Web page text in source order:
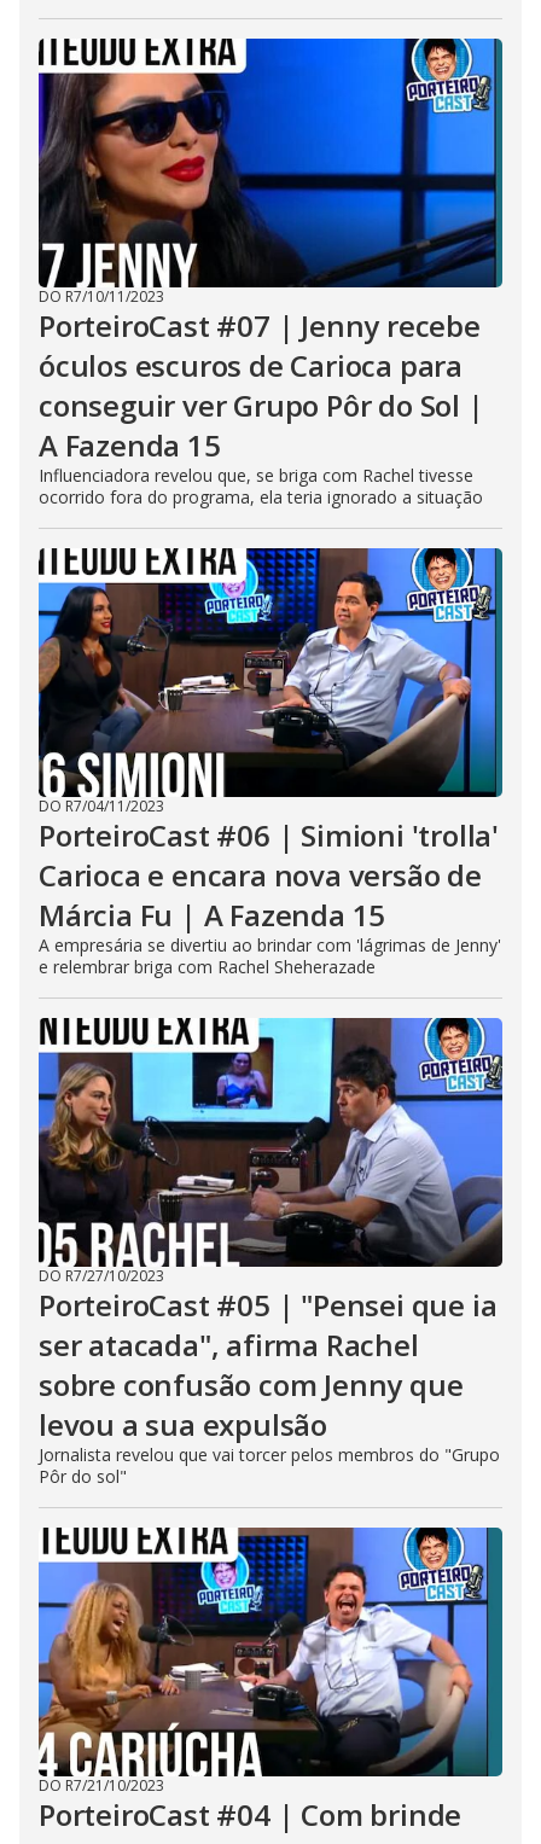
DO R7/10/11/2023
PorteiroCast #07 | Jenny recebe
óculos escuros de Carioca para
conseguir ver Grupo Pôr do Sol |
A Fazenda 15
Influenciadora revelou que, se briga com Rachel tivesse
ocorrido fora do programa, ela teria ignorado a situação
DO R7/04/11/2023
PorteiroCast #06 | Simioni 'trolla'
Carioca e encara nova versão de
Márcia Fu | A Fazenda 15
A empresária se divertiu ao brindar com 'lágrimas de Jenny'
e relembrar briga com Rachel Sheherazade
DO R7/27/10/2023
PorteiroCast #05 | "Pensei que ia
ser atacada", afirma Rachel
sobre confusão com Jenny que
levou a sua expulsão
Jornalista revelou que vai torcer pelos membros do "Grupo
Pôr do sol"
DO R7/21/10/2023
PorteiroCast #04 | Com brinde